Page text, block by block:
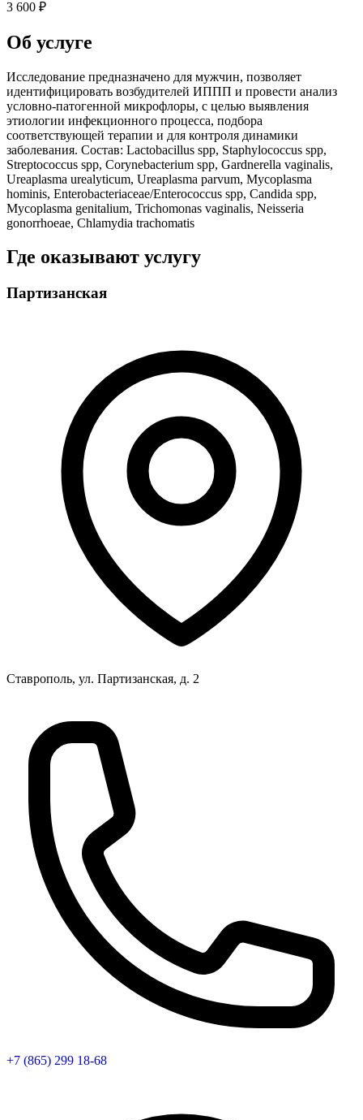
3 600 ₽
Об услуге
Исследование предназначено для мужчин, позволяет
идентифицировать возбудителей ИППП и провести анализ
условно-патогенной микрофлоры, с целью выявления
этиологии инфекционного процесса, подбора
соответствующей терапии и для контроля динамики
заболевания. Состав: Lactobacillus spp, Staphylococcus spp,
Streptococcus spp, Corynebacterium spp, Gardnerella vaginalis,
Ureaplasma urealyticum, Ureaplasma parvum, Mycoplasma
hominis, Enterobacteriaceae/Enterococcus spp, Candida spp,
Mycoplasma genitalium, Trichomonas vaginalis, Neisseria
gonorrhoeae, Chlamydia trachomatis
Где оказывают услугу
Партизанская
Ставрополь, ул. Партизанская, д. 2
+7 (865) 299 18-68